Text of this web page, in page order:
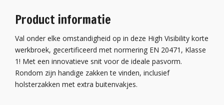
Product informatie
Val onder elke omstandigheid op in deze High Visibility korte
werkbroek, gecertificeerd met normering EN 20471, Klasse
1! Met een innovatieve snit voor de ideale pasvorm.
Rondom zijn handige zakken te vinden, inclusief
holsterzakken met extra buitenvakjes.